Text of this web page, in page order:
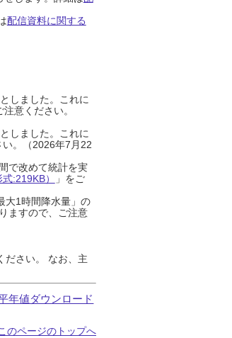
配信資料に関する
しました。これに
意ください。
しました。これに
。（2026年7月22
で改めて統計を実
:219KB）
」をご
大1時間降水量」の
ますので、ご注意
ださい。 なお、主
年値ダウンロード
のページのトップへ